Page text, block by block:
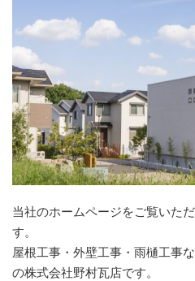
当社のホームページをご覧いた
す。
屋根工事・外壁工事・雨樋工事
の株式会社野村瓦店です。